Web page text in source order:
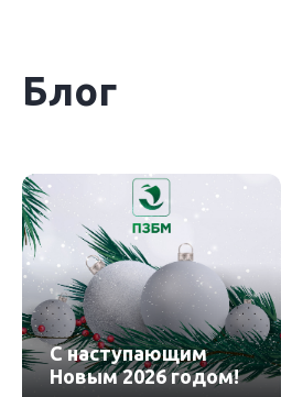
Блог
С наступающим
Новым 2026 годом!